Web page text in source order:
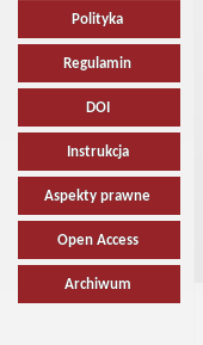
Polityka
Regulamin
DOI
Instrukcja
Aspekty prawne
Open Access
Archiwum